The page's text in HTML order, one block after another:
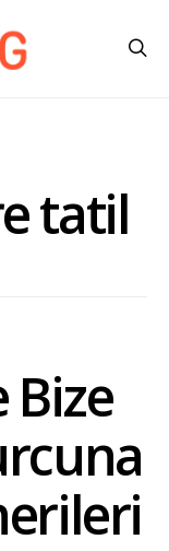
tatil
Bize